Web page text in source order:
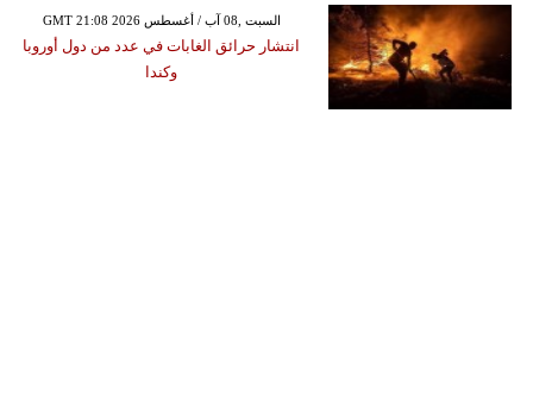
GMT 21:08 2026 السبت ,08 آب / أغسطس
انتشار حرائق الغابات في عدد من دول أوروبا
وكندا